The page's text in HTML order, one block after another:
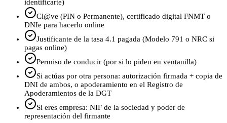
identificarte)
Cl@ve (PIN o Permanente), certificado digital FNMT o
DNIe para hacerlo online
Justificante de la tasa 4.1 pagada (Modelo 791 o NRC si
pagas online)
Permiso de conducir (por si lo piden en ventanilla)
Si actúas por otra persona: autorización firmada + copia de
DNI de ambos, o apoderamiento en el Registro de
Apoderamientos de la DGT
Si eres empresa: NIF de la sociedad y poder de
representación del firmante